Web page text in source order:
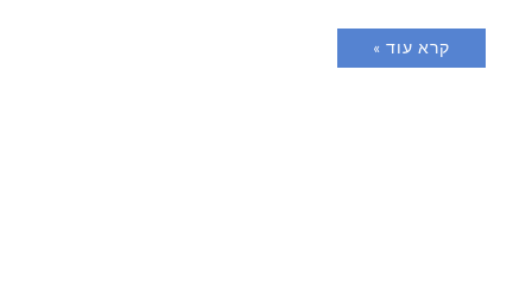
קרא עוד »